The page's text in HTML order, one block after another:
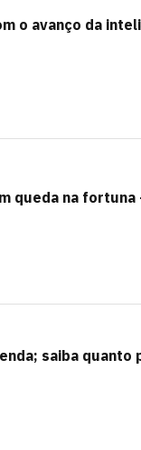
o avanço da
queda na
saiba quanto